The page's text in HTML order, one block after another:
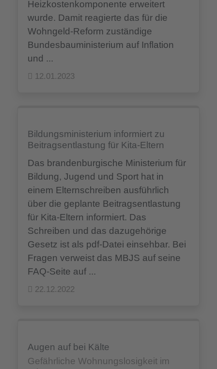
Heizkostenkomponente erweitert
wurde. Damit reagierte das für die
Wohngeld-Reform zuständige
Bundesbauministerium auf Inflation
und ...
12.01.2023
Bildungsministerium informiert zu
Beitragsentlastung für Kita-Eltern
Das brandenburgische Ministerium für
Bildung, Jugend und Sport hat in
einem Elternschreiben ausführlich
über die geplante Beitragsentlastung
für Kita-Eltern informiert. Das
Schreiben und das dazugehörige
Gesetz ist als pdf-Datei einsehbar. Bei
Fragen verweist das MBJS auf seine
FAQ-Seite auf ...
22.12.2022
Augen auf bei Kälte
Gefährliche Wohnungslosigkeit im